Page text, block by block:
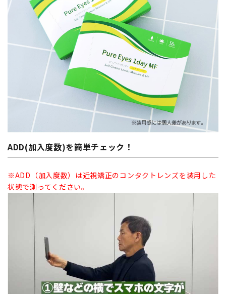
ADD(加入度数)を簡単チェック！
※ADD（加入度数）は近視矯正のコンタクトレンズを装用した
状態で測ってください。